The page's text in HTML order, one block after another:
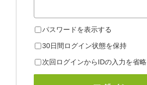
パスワードを表示する
30日間ログイン状態を保持
次回ログインからIDの入力を省略